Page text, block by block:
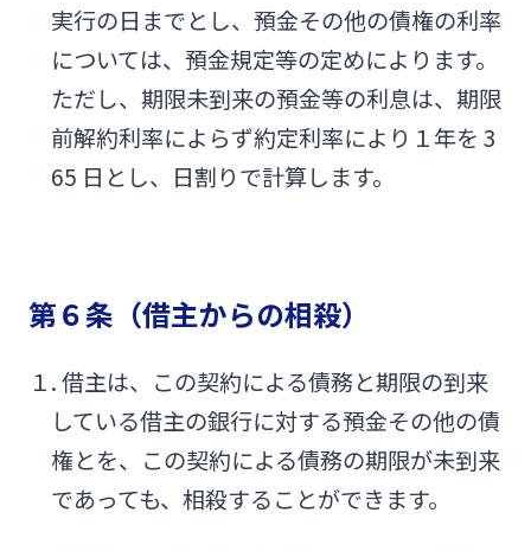
実行の日までとし、預金その他の債権の利率
については、預金規定等の定めによります。
ただし、期限未到来の預金等の利息は、期限
前解約利率によらず約定利率により１年を 3
65 日とし、日割りで計算します。
第６条（借主からの相殺）
１. 借主は、この契約による債務と期限の到来
している借主の銀行に対する預金その他の債
権とを、この契約による債務の期限が未到来
であっても、相殺することができます。